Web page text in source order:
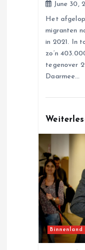
June 30,
Het
migranten
in 2021. In
zo’n
tegenover
Daarmee…
Binnenland